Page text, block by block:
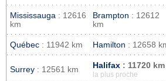
Mississauga : 12616
km
Brampton : 12612
km
Québec : 11942 km Hamilton : 12658
Surrey : 12561 km Halifax : 11720 km
la plus proche